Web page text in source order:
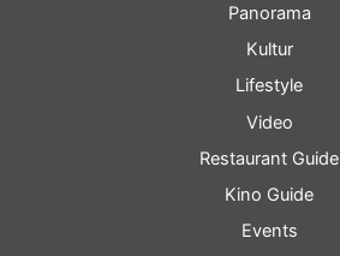
Panorama
Kultur
Lifestyle
Video
Restaurant Guide
Kino Guide
Events